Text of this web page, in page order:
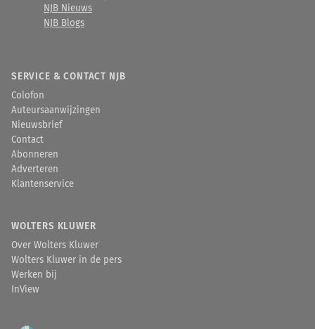
NJB Nieuws
NJB Blogs
SERVICE & CONTACT NJB
Colofon
Auteursaanwijzingen
Nieuwsbrief
Contact
Abonneren
Adverteren
Klantenservice
WOLTERS KLUWER
Over Wolters Kluwer
Wolters Kluwer in de pers
Werken bij
InView